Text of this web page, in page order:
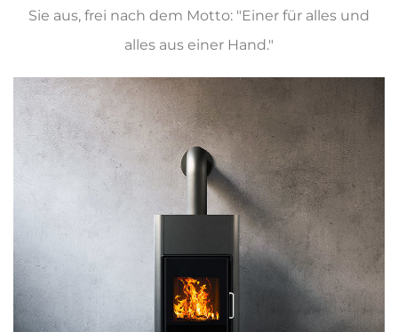
Sie aus, frei nach dem Motto: "Einer für alles und
alles aus einer Hand."